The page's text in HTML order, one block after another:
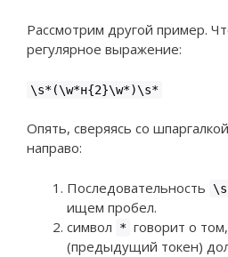
Рассмотрим другой пример.
регулярное выражение:
\s*(\w*н{2}\w*)\s*
Опять, сверяясь со
направо:
Последовательность \s
ищем пробел.
символ
* говорит о
(предыдущий токен)